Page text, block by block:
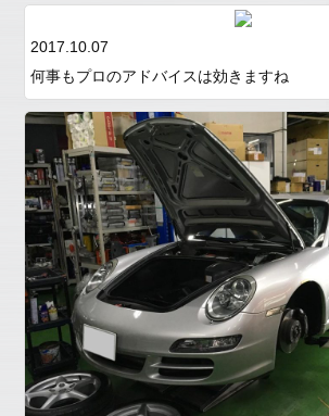
せ・
Online
Shop
Blog
menu
Service
products
Car
Sales
Customer
2017.10.07
何事もプロのアドバイスは効きますね